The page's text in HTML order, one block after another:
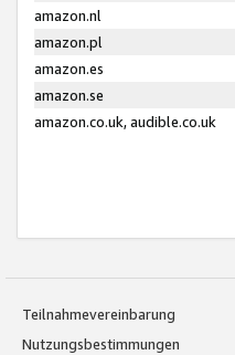
amazon.nl
amazon.pl
amazon.es
amazon.se
amazon.co.uk, audible.co.uk
Teilnahmevereinbarung
Nutzungsbestimmungen